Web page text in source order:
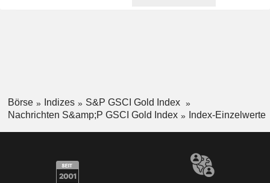
Börse Indizes
S&P GSCI Gold Index
Nachrichten S&amp;P GSCI Gold Index
Index-Einzelwerte